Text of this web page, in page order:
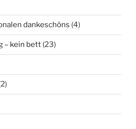
dankeschöns (4)
– kein bett (23)